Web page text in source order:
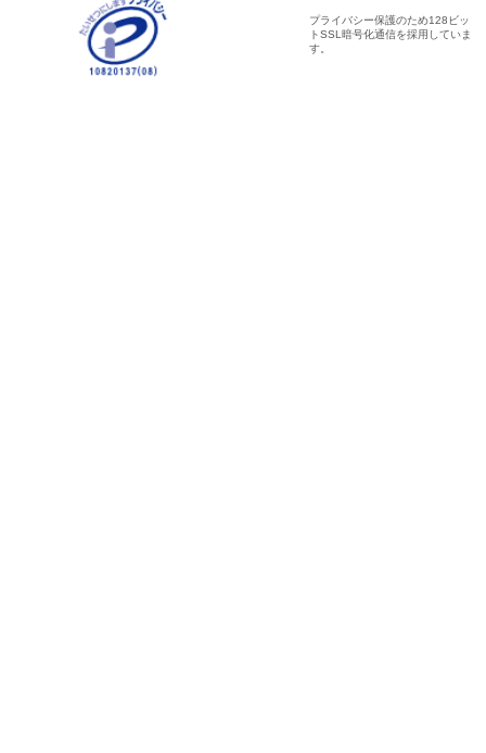
プライバシー保護のため128ビッ
トSSL暗号化通信を採用していま
す。